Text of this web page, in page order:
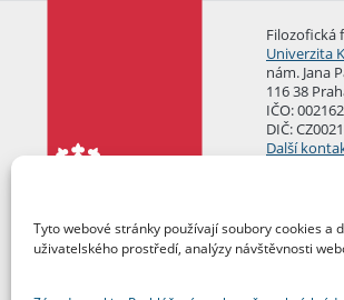
Tyto webové stránky používají soubory cookies a
uživatelského prostředí, analýzy návštěvnosti
Filozofická
Univerzita
nám. Jana
116 38
IČO:
DIČ:
Další